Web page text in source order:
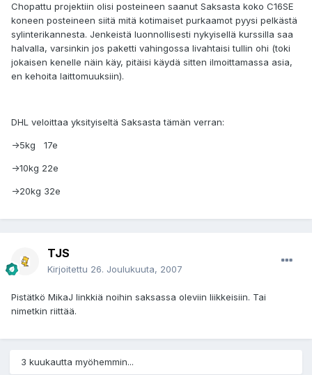
Chopattu projektiin olisi posteineen saanut Saksasta koko C16SE
koneen posteineen siitä mitä kotimaiset purkaamot pyysi pelkästä
sylinterikannesta. Jenkeistä luonnollisesti nykyisellä kurssilla saa
halvalla, varsinkin jos paketti vahingossa livahtaisi tullin ohi (toki
jokaisen kenelle näin käy, pitäisi käydä sitten ilmoittamassa asia,
en kehoita laittomuuksiin).
DHL veloittaa yksityiseltä Saksasta tämän verran:
->5kg 17e
->10kg 22e
->20kg 32e
TJS
Kirjoitettu 26. Joulukuuta, 2007
Pistätkö MikaJ linkkiä noihin saksassa oleviin liikkeisiin. Tai
nimetkin riittää.
3 kuukautta myöhemmin...